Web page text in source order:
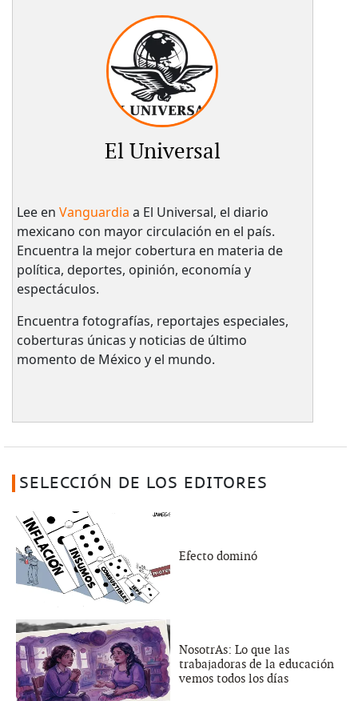
El Universal
Lee en Vanguardia a El Universal, el diario
mexicano con mayor circulación en el país.​
Encuentra la mejor cobertura en materia de
política, deportes, opinión, economía y
espectáculos.
Encuentra fotografías, reportajes especiales,
coberturas únicas y noticias de último
momento de México y el mundo.
SELECCIÓN DE LOS EDITORES
Efecto dominó
NosotrAs: Lo que las
trabajadoras de la educación
vemos todos los días